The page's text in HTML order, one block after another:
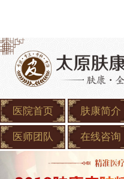
医院首页 肤康简介
医师团队 在线咨询